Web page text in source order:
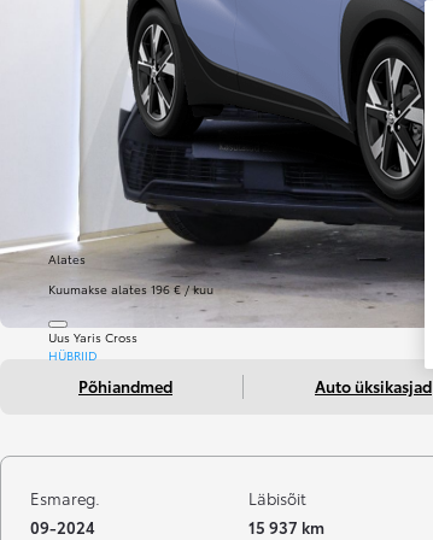
Alates
Kuumakse alates 196 € / kuu
Uus Yaris Cross
HÜBRIID
Põhiandmed Auto üksikasjad
Esmareg.
09-2024
Läbisõit
15 937 km